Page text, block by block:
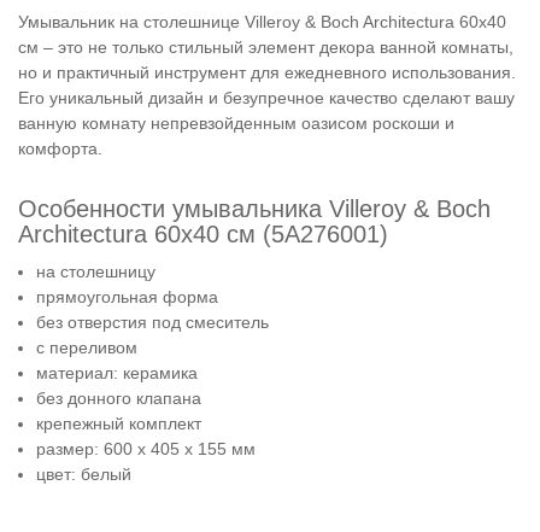
Умывальник на столешнице Villeroy & Boch Architectura 60х40
см – это не только стильный элемент декора ванной комнаты,
но и практичный инструмент для ежедневного использования.
Его уникальный дизайн и безупречное качество сделают вашу
ванную комнату непревзойденным оазисом роскоши и
комфорта.
Особенности умывальника Villeroy & Boch
Architectura 60х40 см (5A276001)
на столешницу
прямоугольная форма
без отверстия под смеситель
с переливом
материал: керамика
без донного клапана
крепежный комплект
размер: 600 x 405 x 155 мм
цвет: белый